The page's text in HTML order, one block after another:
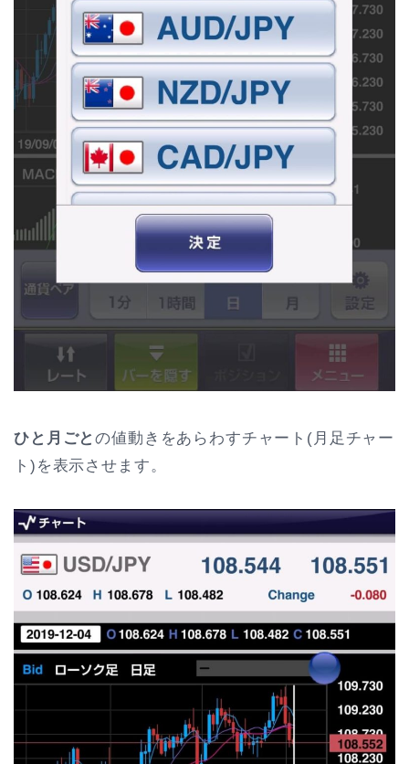
ひと月ごとの値動きをあらわすチャート(月足チャー
ト)を表示させます。